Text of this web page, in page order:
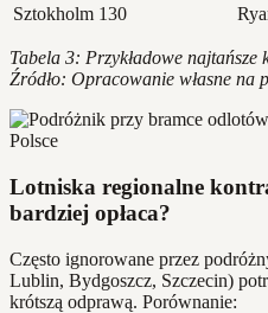
Sztokholm 130
Tabela 3: Przykładowe
Źródło: Opracowanie własne na
Lotniska regionalne
bardziej opłaca?
Często ignorowane przez
Lublin, Bydgoszcz, Szczecin)
krótszą odprawą. Porównanie: